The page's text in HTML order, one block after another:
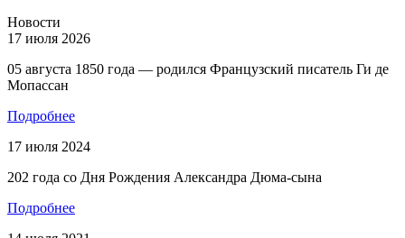
Новости
17 июля 2026
05 августа 1850 года — родился Французский писатель Ги де
Мопассан
Подробнее
17 июля 2024
202 года со Дня Рождения Александра Дюма-сына
Подробнее